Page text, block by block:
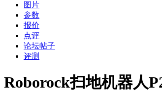
图片
参数
报价
点评
论坛帖子
评测
Roborock扫地机器人